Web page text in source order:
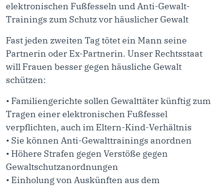
elektronischen Fußfesseln und Anti-Gewalt-
Trainings zum Schutz vor häuslicher Gewalt
Fast jeden zweiten Tag tötet ein Mann seine
Partnerin oder Ex-Partnerin. Unser Rechtsstaat
will Frauen besser gegen häusliche Gewalt
schützen:
• Familiengerichte sollen Gewalttäter künftig zum
Tragen einer elektronischen Fußfessel
verpflichten, auch im Eltern-Kind-Verhältnis
• Sie können Anti-Gewalttrainings anordnen
• Höhere Strafen gegen Verstöße gegen
Gewaltschutzanordnungen
• Einholung von Auskünften aus dem